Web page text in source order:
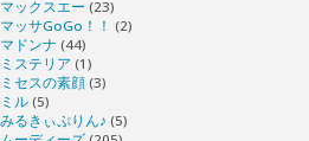
マックスエー (23)
マッサGoGo！！ (2)
マドンナ (44)
ミステリア (1)
ミセスの素顔 (3)
ミル (5)
みるきぃぷりん♪ (5)